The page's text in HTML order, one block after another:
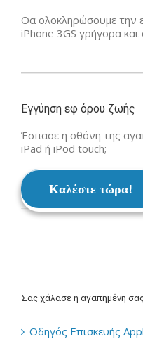
Θα ολοκληρώσουμε την
iPhone 3GS γρήγορα και
Εγγύηση εφ όρου ζωής
Έσπασε η οθόνη της
iPad ή iPod touch;
Καλέστε τώρα!
Σας χάλασε η αγαπημένη
Οδηγός Επισκευής